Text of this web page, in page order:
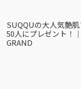
SUQQUの大人気艶
50人にプレゼント！
GRAND